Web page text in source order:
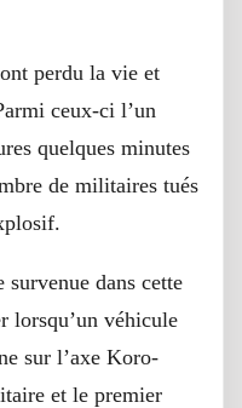
perdu la vie et
ceux-ci l’un
quelques minutes
de militaires tués
dans cette
lorsqu’un véhicule
sur l’axe Koro-
et le premier